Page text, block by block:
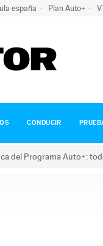
españa Plan Auto+
CONDUCIR
del Programa Auto+: